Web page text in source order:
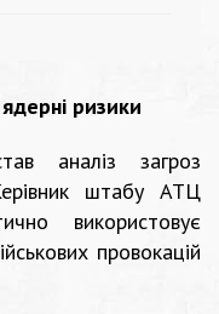
ризики
аналіз загроз
штабу АТЦ
використовує
провокацій